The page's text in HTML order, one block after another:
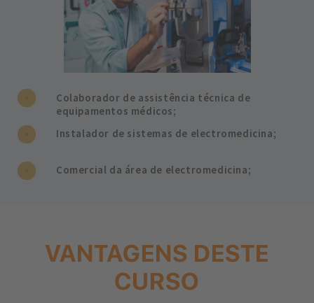
Colaborador de assistência técnica de
equipamentos médicos;
Instalador de sistemas de electromedicina;
Comercial da área de electromedicina;
VANTAGENS DESTE
CURSO